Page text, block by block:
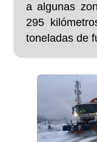
a algunas
295
toneladas de